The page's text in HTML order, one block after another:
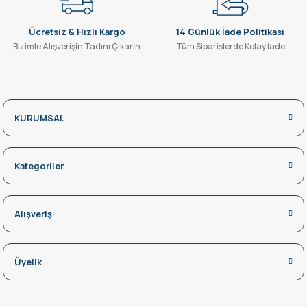
Ücretsiz & Hızlı Kargo
Bizimle Alışverişin Tadını Çıkarın
14 Günlük İade Politikası
Tüm Siparişlerde Kolay İade
KURUMSAL
Kategoriler
Alışveriş
Üyelik